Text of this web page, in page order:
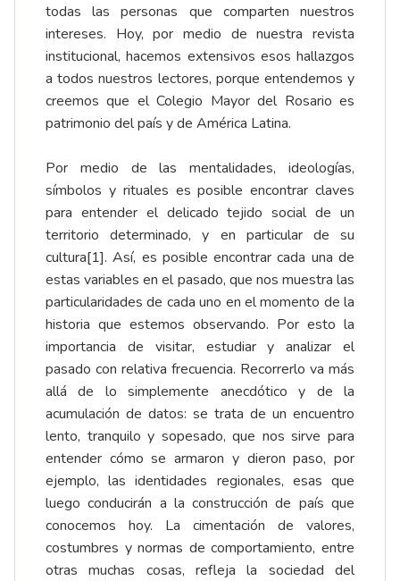
todas las personas que comparten nuestros
intereses. Hoy, por medio de nuestra revista
institucional, hacemos extensivos esos hallazgos
a todos nuestros lectores, porque entendemos y
creemos que el Colegio Mayor del Rosario es
patrimonio del país y de América Latina.
Por medio de las mentalidades, ideologías,
símbolos y rituales es posible encontrar claves
para entender el delicado tejido social de un
territorio determinado, y en particular de su
cultura[1]. Así, es posible encontrar cada una de
estas variables en el pasado, que nos muestra las
particularidades de cada uno en el momento de la
historia que estemos observando. Por esto la
importancia de visitar, estudiar y analizar el
pasado con relativa frecuencia. Recorrerlo va más
allá de lo simplemente anecdótico y de la
acumulación de datos: se trata de un encuentro
lento, tranquilo y sopesado, que nos sirve para
entender cómo se armaron y dieron paso, por
ejemplo, las identidades regionales, esas que
luego conducirán a la construcción de país que
conocemos hoy. La cimentación de valores,
costumbres y normas de comportamiento, entre
otras muchas cosas, refleja la sociedad del